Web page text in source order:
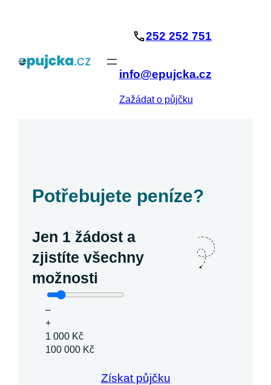
252 252 751
info@epujcka.cz
Zažádat o půjčku
Potřebujete peníze?
Jen 1 žádost a
zjistíte všechny
možnosti
–
+
1 000 Kč
100 000 Kč
Získat půjčku